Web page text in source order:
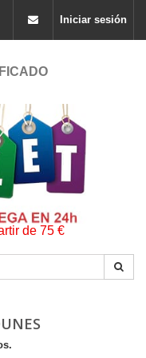
Iniciar sesión
de 75 €